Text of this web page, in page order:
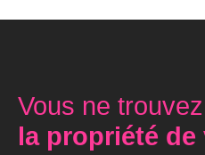
Vous ne
la propriété de